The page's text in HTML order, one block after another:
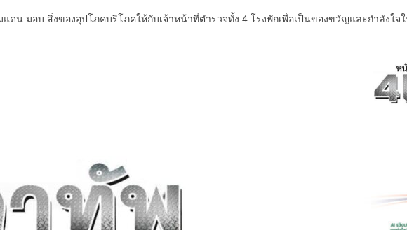
ดน มอบ สิ่งของอุปโภคบริโภคให้กับเจ้าหน้าที่ตำรวจทั้ง 4 โรงพักเพื่อเป็นของขวัญและกำลังใจ